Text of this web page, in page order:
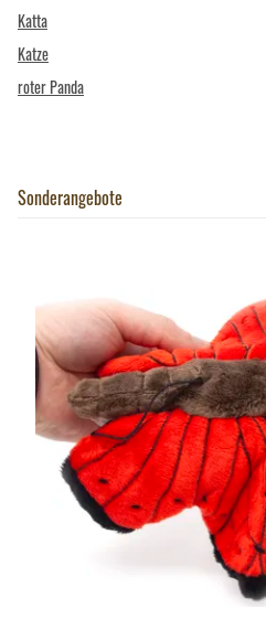
Katta
Katze
roter Panda
Sonderangebote